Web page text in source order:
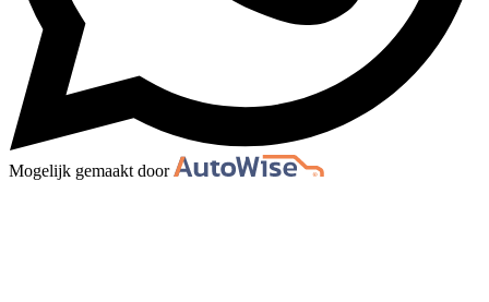
Mogelijk gemaakt door